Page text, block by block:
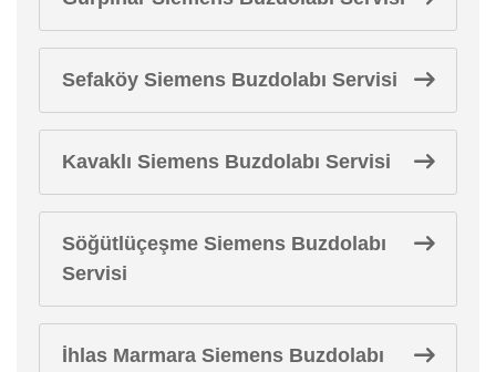
Sefaköy Siemens Buzdolabı Servisi
Kavaklı Siemens Buzdolabı Servisi
Söğütlüçeşme Siemens Buzdolabı
Servisi
İhlas Marmara Siemens Buzdolabı